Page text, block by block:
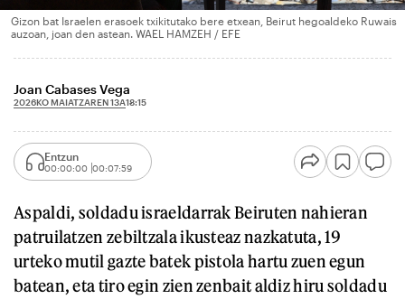
Gizon bat Israelen erasoek txikitutako bere etxean, Beirut hegoaldeko Ruwais
auzoan, joan den astean. WAEL HAMZEH / EFE
Joan Cabases Vega
2026KO MAIATZAREN 13A18:15
Entzun
00:00:00 00:07:59
Aspaldi, soldadu israeldarrak Beiruten nahieran
patruilatzen zebiltzala ikusteaz nazkatuta, 19
urteko mutil gazte batek pistola hartu zuen egun
batean, eta tiro egin zien zenbait aldiz hiru soldadu